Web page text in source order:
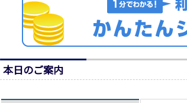
本日のご案内